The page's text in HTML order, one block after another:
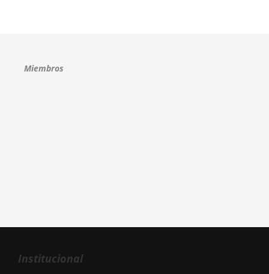
Miembros
Institucional